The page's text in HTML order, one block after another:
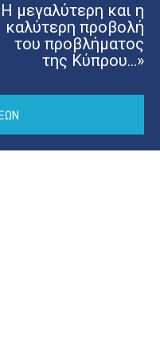
μεγαλύτερη και η
καλύτερη προβολή
του προβλήματος
της Κύπρου…»